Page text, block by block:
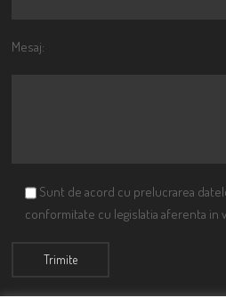
Mesaj:
Sunt de acord cu prelucrarea
conformitate cu legislatia aferenta in